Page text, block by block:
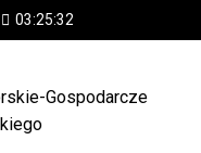
03:25:33